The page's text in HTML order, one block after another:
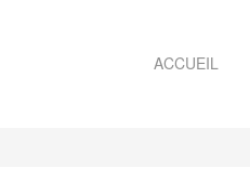
ACCUEIL